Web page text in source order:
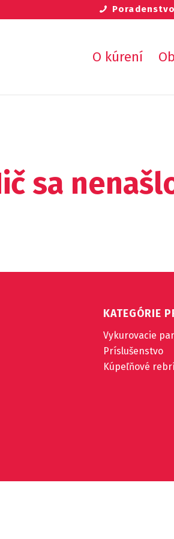
O kúrení
sa
KATEGÓRIE
Vykurovacie
Príslušenstvo
Kúpeľňové